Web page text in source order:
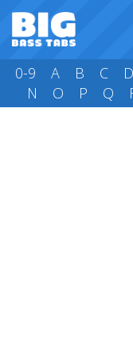
0-9 A B C D
N
O P Q